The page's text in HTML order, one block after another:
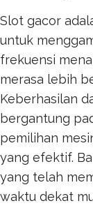
Slot gacor
untuk
frekuensi
merasa lebih
Keberhasilan
bergantung
pemilihan
yang efektif.
yang telah
waktu dekat